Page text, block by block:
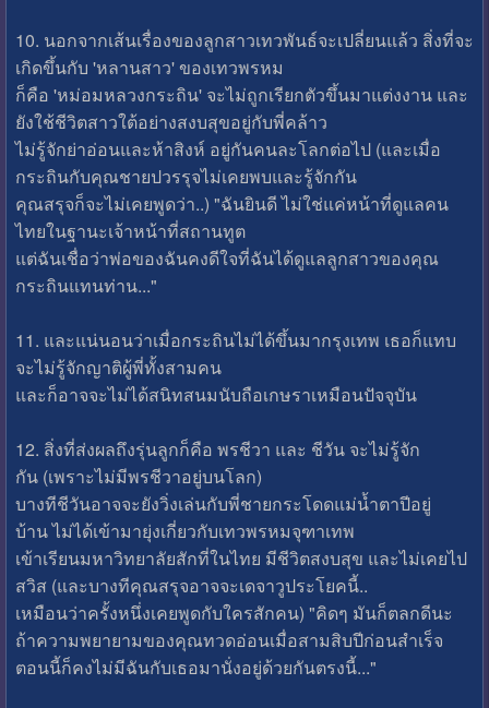
10. นอกจากเส้นเรื่องของลูกสาวเทวพันธ์จะเปลี่ยนแล้ว สิ่งที่จะ
เกิดขึ้นกับ 'หลานสาว' ของเทวพรหม
ก็คือ 'หม่อมหลวงกระถิน' จะไม่ถูกเรียกตัวขึ้นมาแต่งงาน และ
ยังใช้ชีวิตสาวใต้อย่างสงบสุขอยู่กับพี่คล้าว
ไม่รู้จักย่าอ่อนและห้าสิงห์ อยู่กันคนละโลกต่อไป (และเมื่อ
กระถินกับคุณชายปวรรุจไม่เคยพบและรู้จักกัน
คุณสรุจก็จะไม่เคยพูดว่า..) "ฉันยินดี ไม่ใช่แค่หน้าที่ดูแลคน
ไทยในฐานะเจ้าหน้าที่สถานทูต
แต่ฉันเชื่อว่าพ่อของฉันคงดีใจที่ฉันได้ดูแลลูกสาวของคุณ
กระถินแทนท่าน..."
11. และแน่นอนว่าเมื่อกระถินไม่ได้ขึ้นมากรุงเทพ เธอก็แทบ
จะไม่รู้จักญาติผู้พี่ทั้งสามคน
และก็อาจจะไม่ได้สนิทสนมนับถือเกษราเหมือนปัจจุบัน
12. สิ่งที่ส่งผลถึงรุ่นลูกก็คือ พรชีวา และ ชีวัน จะไม่รู้จัก
กัน (เพราะไม่มีพรชีวาอยู่บนโลก)
บางทีชีวันอาจจะยังวิ่งเล่นกับพี่ชายกระโดดแม่น้ำตาปีอยู่
บ้าน ไม่ได้เข้ามายุ่งเกี่ยวกับเทวพรหมจุฑาเทพ
เข้าเรียนมหาวิทยาลัยสักที่ในไทย มีชีวิตสงบสุข และไม่เคยไป
สวิส (และบางทีคุณสรุจอาจจะเดจาวูประโยคนี้..
เหมือนว่าครั้งหนึ่งเคยพูดกับใครสักคน) "คิดๆ มันก็ตลกดีนะ
ถ้าความพยายามของคุณทวดอ่อนเมื่อสามสิบปีก่อนสำเร็จ
ตอนนี้ก็คงไม่มีฉันกับเธอมานั่งอยู่ด้วยกันตรงนี้..."